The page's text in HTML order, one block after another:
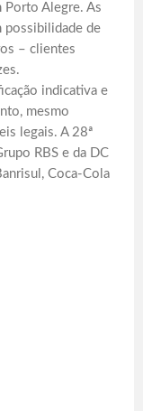
Porto Alegre. As
possibilidade de
– clientes
indicativa e
mesmo
legais. A 28ª
RBS e da DC
Coca-Cola